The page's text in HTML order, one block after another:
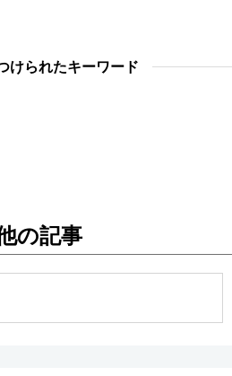
けられたキーワード
の記事